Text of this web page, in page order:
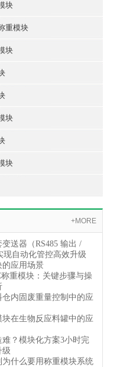
块
重模块
块
块
块
+MORE
送器（RS485 输出 /
现自动化管控高效升级
的应用场景
重模块：关键步骤与操
内固废重量控制中的应
在生物反应料罐中的应
难？模块化方案3小时完
级
什么要用称重模块系统